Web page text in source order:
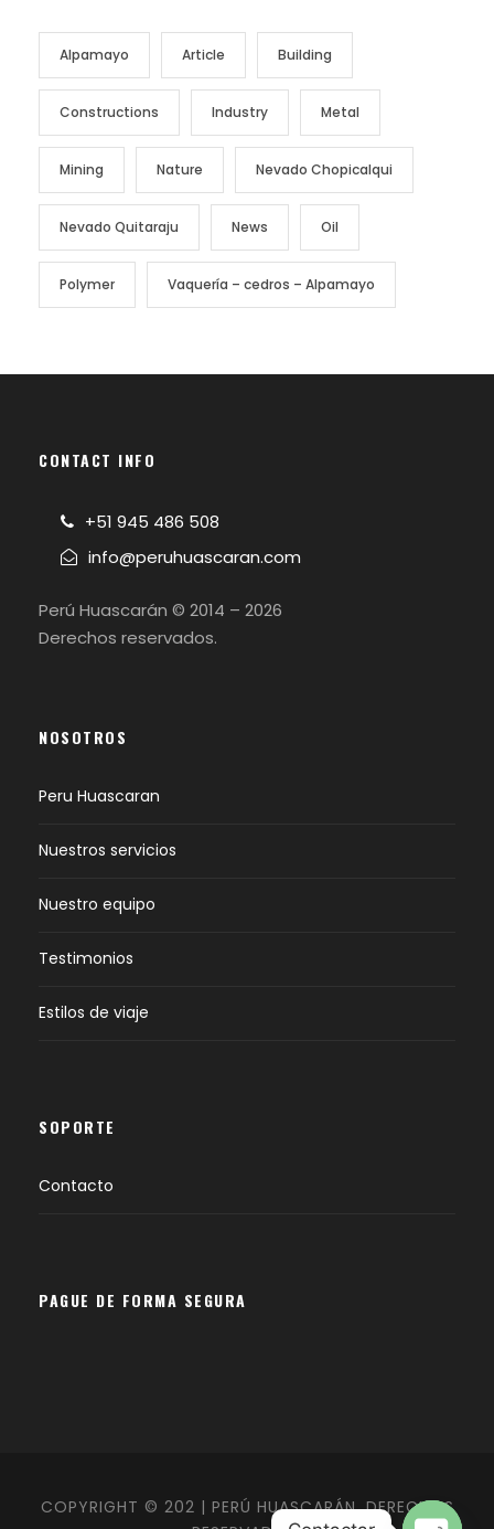
Alpamayo Article Building
Constructions Industry Metal
Mining Nature Nevado Chopicalqui
Nevado Quitaraju News Oil
Polymer Vaquería – cedros – Alpamayo
CONTACT INFO
+51 945 486 508
info@peruhuascaran.com
Perú Huascarán © 2014 – 2026
Derechos reservados.
NOSOTROS
Peru Huascaran
Nuestros servicios
Nuestro equipo
Testimonios
Estilos de viaje
SOPORTE
Contacto
PAGUE DE FORMA SEGURA
COPYRIGHT © 202 | PERÚ HUASCARÁN. DERECHOS